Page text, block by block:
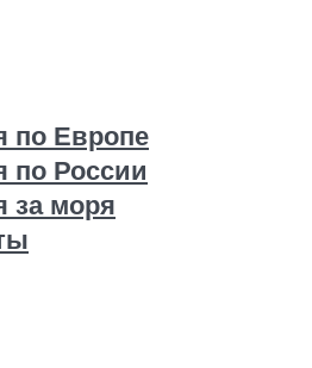
по Европе
по России
за моря